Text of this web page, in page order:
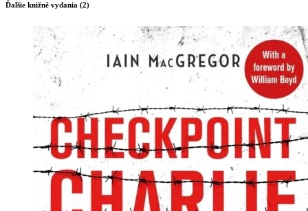
Ďalšie knižné vydania (2)